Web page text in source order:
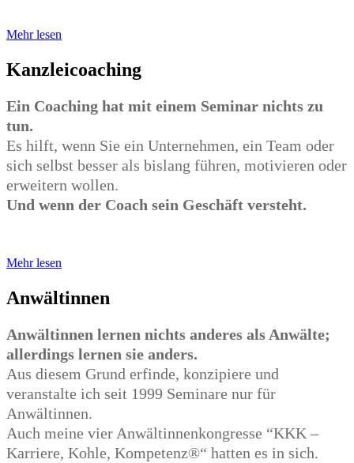
Mehr lesen
Kanzleicoaching
Ein Coaching hat mit einem Seminar nichts zu
tun.
Es hilft, wenn Sie ein Unternehmen, ein Team oder
sich selbst besser als bislang führen, motivieren oder
erweitern wollen.
Und wenn der Coach sein Geschäft versteht.
Mehr lesen
Anwältinnen
Anwältinnen lernen nichts anderes als Anwälte;
allerdings lernen sie anders.
Aus diesem Grund erfinde, konzipiere und
veranstalte ich seit 1999 Seminare nur für
Anwältinnen.
Auch meine vier Anwältinnenkongresse “KKK –
Karriere, Kohle, Kompetenz®“ hatten es in sich.